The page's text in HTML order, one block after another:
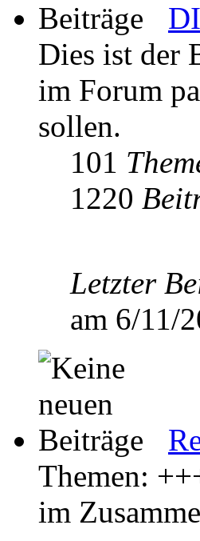
Dies ist der
im Forum
sollen.
101
1220
Letzter
am 6/11/
Themen:
im